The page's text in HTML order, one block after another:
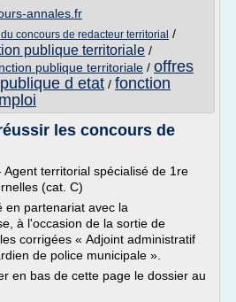
annales.fr
concours de redacteur territorial /
publique territoriale /
publique territoriale / offres
d etat / fonction
les concours de
Agent territorial spécialisé de 1re
(cat. C)
en partenariat avec la
à l'occasion de la sortie de
corrigées « Adjoint administratif
de police municipale ».
en bas de cette page le dossier au